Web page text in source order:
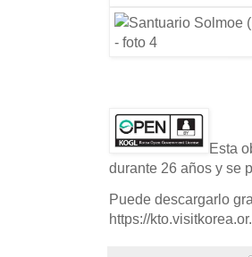
Esta
durante 26 años y se
Puede descargarlo
https://